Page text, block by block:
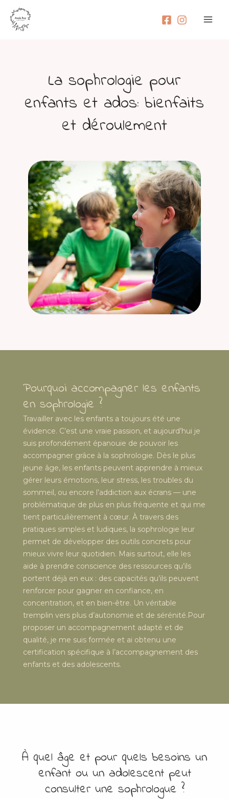
contenu
La sophrologie pour
enfants et ados: bienfaits
et déroulement
Pourquoi accompagner les enfants
en sophrologie ?
Travailler avec les enfants a toujours été une
évidence. C’est une vraie passion, et aujourd’hui je
suis profondément épanouie de pouvoir les
accompagner grâce à la sophrologie. Dès le plus
jeune âge, les enfants peuvent apprendre à mieux
gérer leurs émotions, leur stress, les troubles du
sommeil, ou encore l’addiction aux écrans — une
problématique de plus en plus fréquente et qui me
tient particulièrement à cœur. À travers des
pratiques simples et ludiques, la sophrologie leur
permet de développer des outils concrets pour
mieux vivre leur quotidien. Mais surtout, elle les
aide à prendre conscience des ressources qu’ils
portent déjà en eux : des capacités qu’ils peuvent
renforcer pour gagner en confiance, en
concentration, et en bien-être. Un véritable
tremplin vers plus d’autonomie et de sérénité.Pour
proposer un accompagnement adapté et de
qualité, je me suis formée et ai obtenu une
certification spécifique à l’accompagnement des
enfants et des adolescents.
À quel âge et pour quels besoins un
enfant ou un adolescent peut
consulter une sophrologue ?